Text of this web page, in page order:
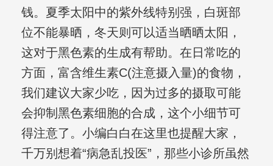
钱。夏季太阳中的紫外线特别强，白斑部
位不能暴晒，冬天则可以适当晒晒太阳，
这对于黑色素的生成有帮助。在日常吃的
方面，富含维生素C(注意摄入量)的食物，
我们建议大家少吃，因为过多的摄取可能
会抑制黑色素细胞的合成，这个小细节可
得注意了。小编白白在这里也提醒大家，
千万别想着“病急乱投医”，那些小诊所虽然